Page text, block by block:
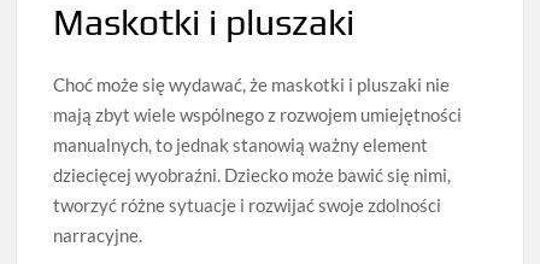
Maskotki i pluszaki
Choć może się wydawać, że maskotki i pluszaki nie
mają zbyt wiele wspólnego z rozwojem umiejętności
manualnych, to jednak stanowią ważny element
dziecięcej wyobraźni. Dziecko może bawić się nimi,
tworzyć różne sytuacje i rozwijać swoje zdolności
narracyjne.